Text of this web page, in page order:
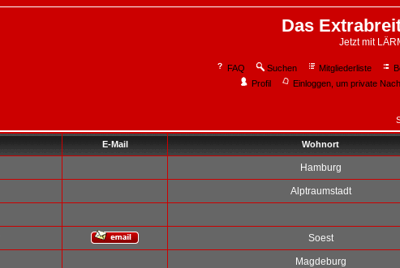
Das
Jetzt mit
FAQ Suchen Mitgliederliste
Profil
Einloggen, um private
E-Mail Wohnort
Hamburg
Alptraumstadt
Soest
Magdeburg